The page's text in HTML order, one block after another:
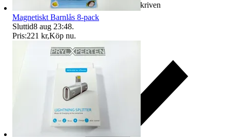
Ersättning om varan inte är som beskriven
Magnetiskt Barnlås 8-pack
Sluttid8 aug 23:48.
Pris:221 kr,Köp nu.